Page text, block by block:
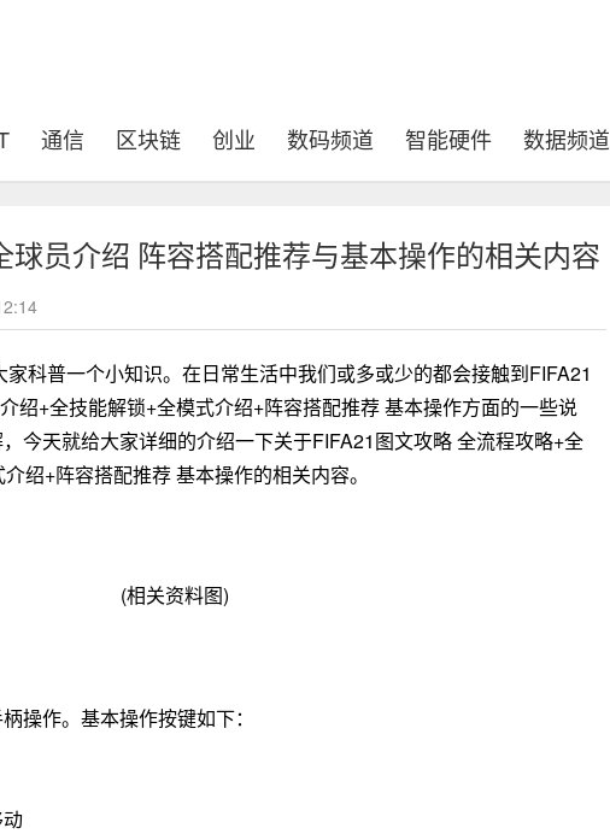
通信 区块链 创业 数码频道 智能硬件 数据频道
球员介绍 阵容搭配推荐与基本操作的相关内容
科普一个小知识。在日常生活中我们或多或少的都会接触到FIFA21
绍+全技能解锁+全模式介绍+阵容搭配推荐 基本操作方面的一些说
今天就给大家详细的介绍一下关于FIFA21图文攻略 全流程攻略+全
绍+阵容搭配推荐 基本操作的相关内容。
(相关资料图)
作。基本操作按键如下：